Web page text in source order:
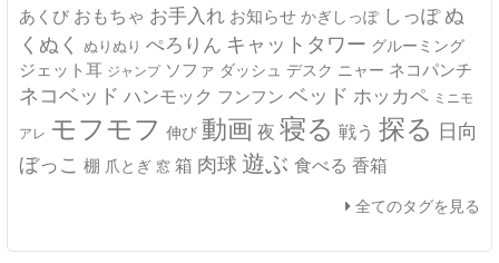
あくび おもちゃ お手入れ お知らせ かぎしっぽ しっぽ ぬ
くぬく ぬりぬり ぺろりん キャットタワー グルーミング
ジェット耳 ジャンプ ソファ ダッシュ デスク ニャー ネコパンチ
ネコベッド ハンモック フンフン ベッド ホッカペ ミニモ
アレ モフモフ 伸び 動画 夜 寝る 戦う 探る 日向
ぼっこ 棚 爪とぎ 窓 箱 肉球 遊ぶ 食べる 香箱
全てのタグを見る